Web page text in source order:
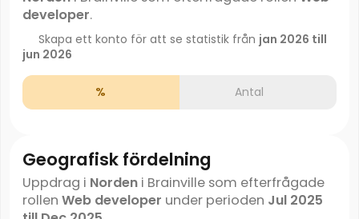
developer.
Skapa ett konto för att se statistik från jan 2026 till
jun 2026
% Antal
Geografisk fördelning
Uppdrag i Nordeni Brainville som efterfrågade
rollen Web developer under perioden Jul 2025